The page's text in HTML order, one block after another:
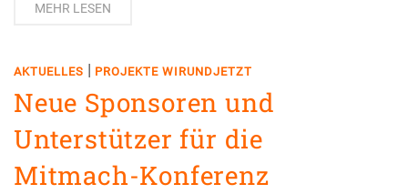
MEHR LESEN
AKTUELLES | PROJEKTE WIRUNDJETZT
Neue Sponsoren und
Unterstützer für die
Mitmach-Konferenz